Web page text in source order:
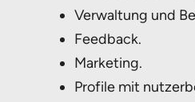
Verwaltung und
Feedback.
Marketing.
Profile mit